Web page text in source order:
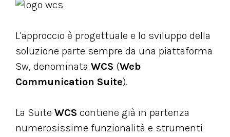
L'approccio è progettuale e lo sviluppo della
soluzione parte sempre da una piattaforma
Sw, denominata WCS (Web
Communication Suite).
La Suite WCS contiene già in partenza
numerosissime funzionalità e strumenti